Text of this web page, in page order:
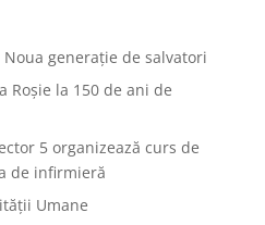
generație de salvatori
Roșie la 150 de ani de
5 organizează curs de
de infirmieră
Umane